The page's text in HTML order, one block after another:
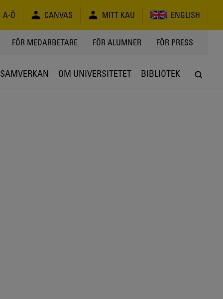
A-Ö CANVAS MITT KAU ENGLISH
FÖR MEDARBETARE FÖR ALUMNER FÖR PRESS
SAMVERKAN OM UNIVERSITETET BIBLIOTEK